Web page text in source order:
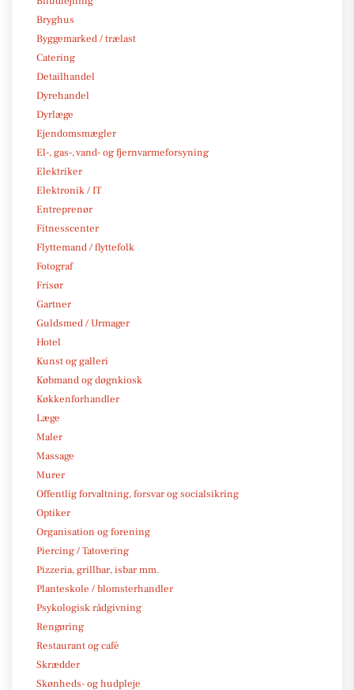
Bryghus
Byggemarked / trælast
Catering
Detailhandel
Dyrehandel
Dyrlæge
Ejendomsmægler
El-, gas-, vand- og fjernvarmeforsyning
Elektriker
Elektronik / IT
Entreprenør
Fitnesscenter
Flyttemand / flyttefolk
Fotograf
Frisør
Gartner
Guldsmed / Urmager
Hotel
Kunst og galleri
Købmand og døgnkiosk
Køkkenforhandler
Læge
Maler
Massage
Murer
Offentlig forvaltning, forsvar og socialsikring
Optiker
Organisation og forening
Piercing / Tatovering
Pizzeria, grillbar, isbar mm.
Planteskole / blomsterhandler
Psykologisk rådgivning
Rengøring
Restaurant og café
Skrædder
Skønheds- og hudpleje